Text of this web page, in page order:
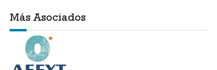
Más Asociados